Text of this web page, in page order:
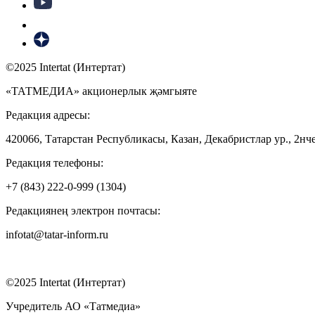
©2025 Intertat (Интертат)
«ТАТМЕДИА» акционерлык җәмгыяте
Редакция адресы:
420066, Татарстан Республикасы, Казан, Декабристлар ур.,
Редакция телефоны:
+7 (843) 222-0-999 (1304)
Редакциянең электрон почтасы:
infotat@tatar-inform.ru
©2025 Intertat (Интертат)
Учредитель АО «Татмедиа»